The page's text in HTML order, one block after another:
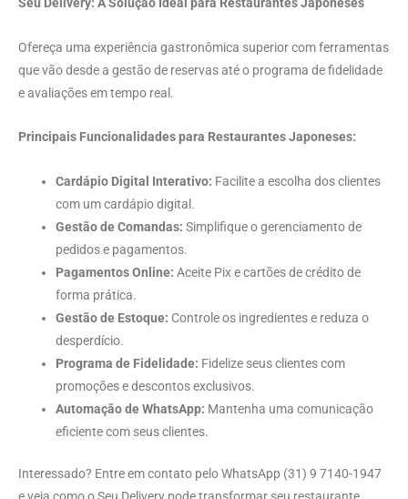
Ofereça uma experiência gastronômica superior com ferramentas
que vão desde a gestão de reservas até o programa de fidelidade
e avaliações em tempo real.
Principais Funcionalidades para Restaurantes Japoneses:
Cardápio Digital Interativo: Facilite a escolha dos clientes
com um cardápio digital.
Gestão de Comandas: Simplifique o gerenciamento de
pedidos e pagamentos.
Pagamentos Online: Aceite Pix e cartões de crédito de
forma prática.
Gestão de Estoque: Controle os ingredientes e reduza o
desperdício.
Programa de Fidelidade: Fidelize seus clientes com
promoções e descontos exclusivos.
Automação de WhatsApp: Mantenha uma comunicação
eficiente com seus clientes.
Interessado? Entre em contato pelo WhatsApp (31) 9 7140-1947